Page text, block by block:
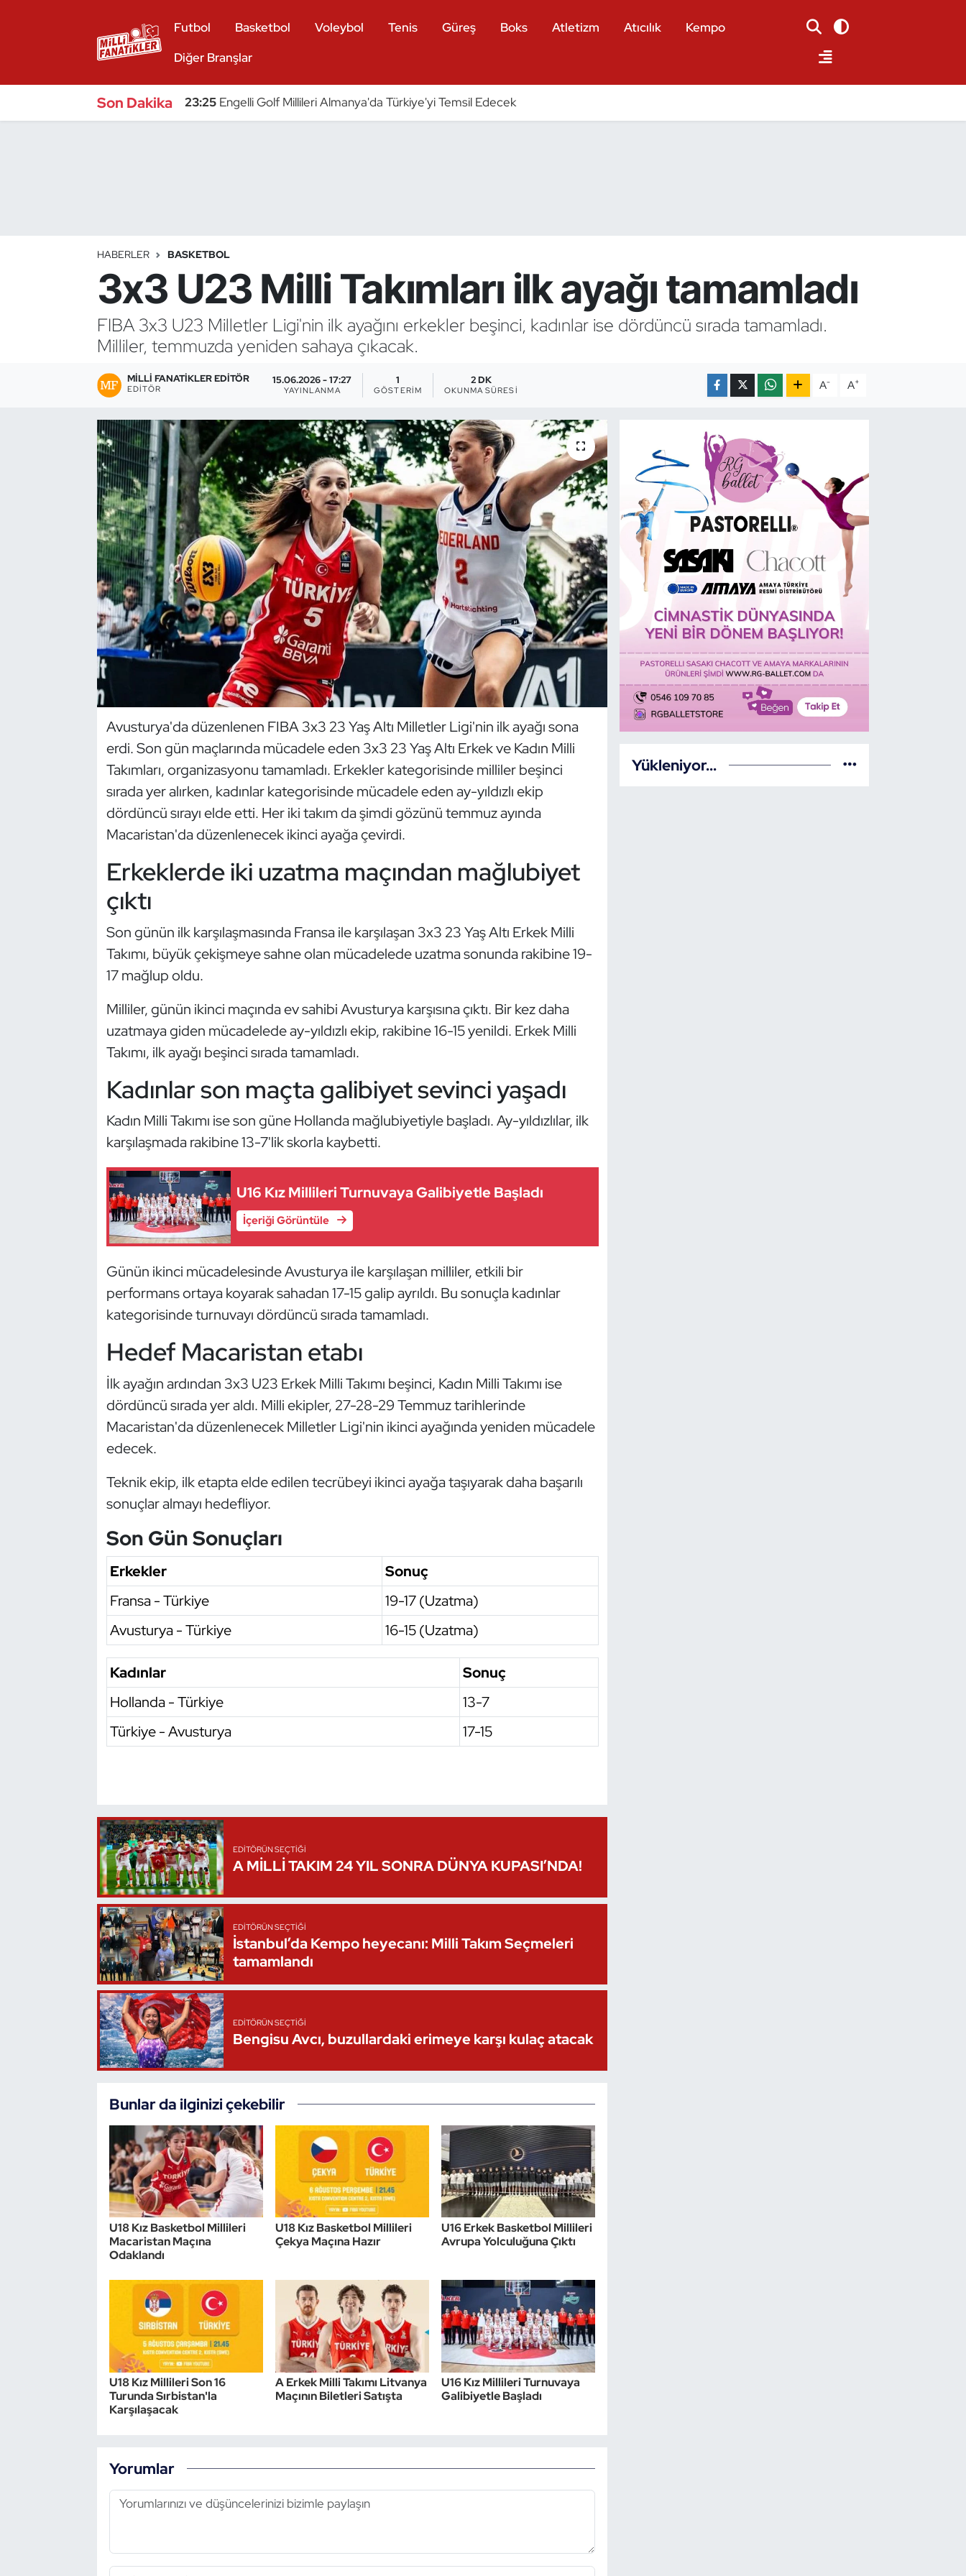
Futbol Basketbol Voleybol Tenis Güreş Boks Atletizm Atıcılık
Kempo
Diğer Branşlar
Son Dakika 23:25 Engelli Golf Millileri Almanya'da Türkiye'yi Temsil Edecek
HABERLER BASKETBOL
3x3 U23 Milli Takımları ilk ayağı tamamladı
FIBA 3x3 U23 Milletler Ligi'nin ilk ayağını erkekler beşinci, kadınlar ise dördüncü sırada tamamladı.
Milliler, temmuzda yeniden sahaya çıkacak.
MILLI FANATIKLER EDITÖR
EDITÖR
15.06.2026 - 17:27
YAYINLANMA
1
GÖSTERIM
2 DK
OKUNMA SÜRESI A- A+
Avusturya'da düzenlenen FIBA 3x3 23 Yaş Altı Milletler Ligi'nin ilk ayağı sona
erdi. Son gün maçlarında mücadele eden 3x3 23 Yaş Altı Erkek ve Kadın Milli
Takımları, organizasyonu tamamladı. Erkekler kategorisinde milliler beşinci
sırada yer alırken, kadınlar kategorisinde mücadele eden ay-yıldızlı ekip
dördüncü sırayı elde etti. Her iki takım da şimdi gözünü temmuz ayında
Macaristan'da düzenlenecek ikinci ayağa çevirdi.
Erkeklerde iki uzatma maçından mağlubiyet
çıktı
Son günün ilk karşılaşmasında Fransa ile karşılaşan 3x3 23 Yaş Altı Erkek Milli
Takımı, büyük çekişmeye sahne olan mücadelede uzatma sonunda rakibine 19-
17 mağlup oldu.
Milliler, günün ikinci maçında ev sahibi Avusturya karşısına çıktı. Bir kez daha
uzatmaya giden mücadelede ay-yıldızlı ekip, rakibine 16-15 yenildi. Erkek Milli
Takımı, ilk ayağı beşinci sırada tamamladı.
Kadınlar son maçta galibiyet sevinci yaşadı
Kadın Milli Takımı ise son güne Hollanda mağlubiyetiyle başladı. Ay-yıldızlılar, ilk
karşılaşmada rakibine 13-7'lik skorla kaybetti.
U16 Kız Millileri Turnuvaya Galibiyetle Başladı
İçeriği Görüntüle
Günün ikinci mücadelesinde Avusturya ile karşılaşan milliler, etkili bir
performans ortaya koyarak sahadan 17-15 galip ayrıldı. Bu sonuçla kadınlar
kategorisinde turnuvayı dördüncü sırada tamamladı.
Hedef Macaristan etabı
İlk ayağın ardından 3x3 U23 Erkek Milli Takımı beşinci, Kadın Milli Takımı ise
dördüncü sırada yer aldı. Milli ekipler, 27-28-29 Temmuz tarihlerinde
Macaristan'da düzenlenecek Milletler Ligi'nin ikinci ayağında yeniden mücadele
edecek.
Teknik ekip, ilk etapta elde edilen tecrübeyi ikinci ayağa taşıyarak daha başarılı
sonuçlar almayı hedefliyor.
Son Gün Sonuçları
Erkekler
Sonuç
Fransa - Türkiye
19-17 (Uzatma)
Avusturya - Türkiye
16-15 (Uzatma)
Kadınlar
Sonuç
Hollanda - Türkiye
13-7
Türkiye - Avusturya
17-15
EDITÖRÜN SEÇTIĞI
A MİLLİ TAKIM 24 YIL SONRA DÜNYA KUPASI’NDA!
EDITÖRÜN SEÇTIĞI
İstanbul’da Kempo heyecanı: Milli Takım Seçmeleri
tamamlandı
EDITÖRÜN SEÇTIĞI
Bengisu Avcı, buzullardaki erimeye karşı kulaç atacak
Bunlar da ilginizi çekebilir
U18 Kız Basketbol Millileri
Macaristan Maçına
Odaklandı
U18 Kız Basketbol Millileri
Çekya Maçına Hazır
U16 Erkek Basketbol Millileri
Avrupa Yolculuğuna Çıktı
U18 Kız Millileri Son 16
Turunda Sırbistan'la
Karşılaşacak
A Erkek Milli Takımı Litvanya
Maçının Biletleri Satışta
U16 Kız Millileri Turnuvaya
Galibiyetle Başladı
Yorumlar
Yükleniyor...
Bocce Bowling Dart
Buz Hokeyi
Buz Pateni
Çim Hokeyi
Cimnastik
Dans Sporları
Hava Sporları
İşitme Engelli Sporcular
Kano ve Rafting
Modern Pentatlon
Motor Sporları
Özel Sporcular
Sualtı Sporları
Vücut Geliştirme Fitness
Wushu Kungfu